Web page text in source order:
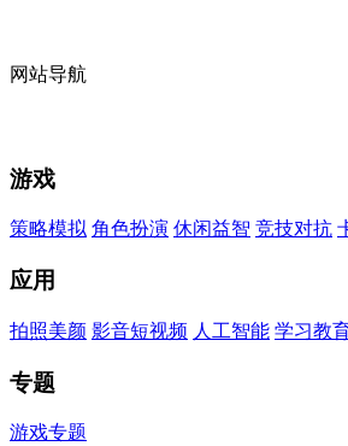
网站导航
游戏
策略模拟 角色扮演 休闲益智 竞技对抗
应用
拍照美颜 影音短视频 人工智能 学习教
专题
游戏专题